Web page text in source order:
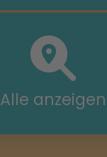
Alle anzeigen